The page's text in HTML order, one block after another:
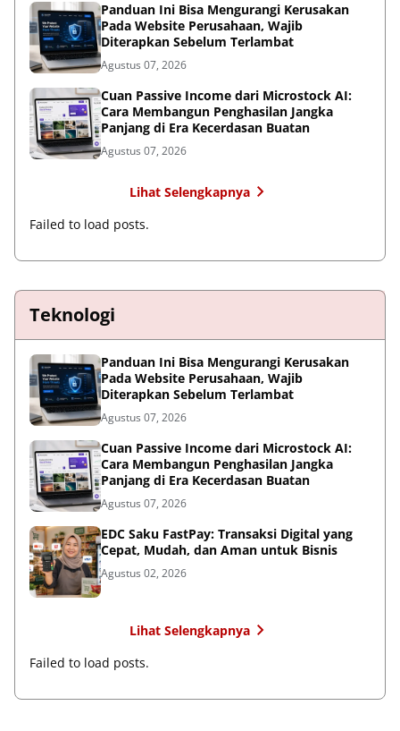
Panduan Ini Bisa Mengurangi Kerusakan
Pada Website Perusahaan, Wajib
Diterapkan Sebelum Terlambat
Agustus 07, 2026
Cuan Passive Income dari Microstock AI:
Cara Membangun Penghasilan Jangka
Panjang di Era Kecerdasan Buatan
Agustus 07, 2026
Lihat Selengkapnya
Failed to load posts.
Teknologi
Panduan Ini Bisa Mengurangi Kerusakan
Pada Website Perusahaan, Wajib
Diterapkan Sebelum Terlambat
Agustus 07, 2026
Cuan Passive Income dari Microstock AI:
Cara Membangun Penghasilan Jangka
Panjang di Era Kecerdasan Buatan
Agustus 07, 2026
EDC Saku FastPay: Transaksi Digital yang
Cepat, Mudah, dan Aman untuk Bisnis
Agustus 02, 2026
Lihat Selengkapnya
Failed to load posts.